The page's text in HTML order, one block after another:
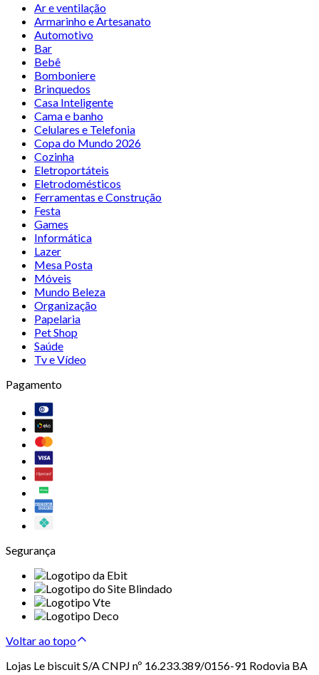
Ar e ventilação
Armarinho e Artesanato
Automotivo
Bar
Bebê
Bomboniere
Brinquedos
Casa Inteligente
Cama e banho
Celulares e Telefonia
Copa do Mundo 2026
Cozinha
Eletroportáteis
Eletrodomésticos
Ferramentas e Construção
Festa
Games
Informática
Lazer
Mesa Posta
Móveis
Mundo Beleza
Organização
Papelaria
Pet Shop
Saúde
Tv e Vídeo
Pagamento
Segurança
Voltar ao topo
Lojas Le biscuit S/A CNPJ nº 16.233.389/0156-91 Rodovia BA